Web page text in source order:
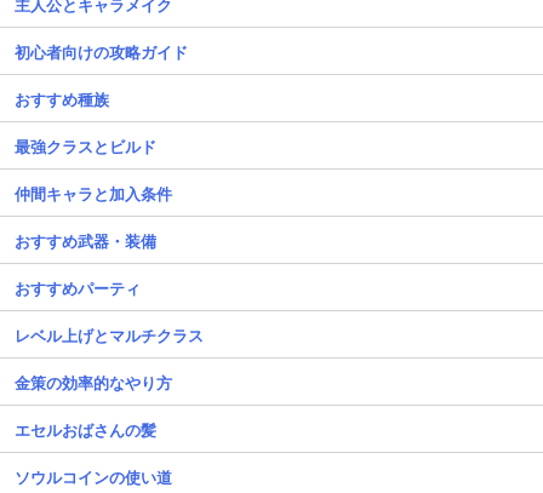
初心者向けの攻略ガイド
おすすめ種族
最強クラスとビルド
仲間キャラと加入条件
おすすめ武器・装備
おすすめパーティ
レベル上げとマルチクラス
金策の効率的なやり方
エセルおばさんの髪
ソウルコインの使い道